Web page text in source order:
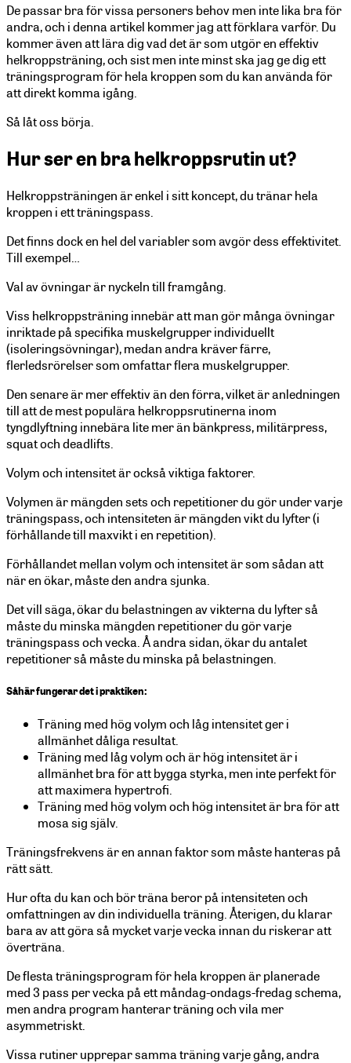
De passar bra för vissa personers behov men inte lika bra för
andra, och i denna artikel kommer jag att förklara varför. Du
kommer även att lära dig vad det är som utgör en effektiv
helkroppsträning, och sist men inte minst ska jag ge dig ett
träningsprogram för hela kroppen som du kan använda för
att direkt komma igång.
Så låt oss börja.
Hur ser en bra helkroppsrutin ut?
Helkroppsträningen är enkel i sitt koncept, du tränar hela
kroppen i ett träningspass.
Det finns dock en hel del variabler som avgör dess effektivitet.
Till exempel…
Val av övningar är nyckeln till framgång.
Viss helkroppsträning innebär att man gör många övningar
inriktade på specifika muskelgrupper individuellt
(isoleringsövningar), medan andra kräver färre,
flerledsrörelser som omfattar flera muskelgrupper.
Den senare är mer effektiv än den förra, vilket är anledningen
till att de mest populära helkroppsrutinerna inom
tyngdlyftning innebära lite mer än bänkpress, militärpress,
squat och deadlifts.
Volym och intensitet är också viktiga faktorer.
Volymen är mängden sets och repetitioner du gör under varje
träningspass, och intensiteten är mängden vikt du lyfter (i
förhållande till maxvikt i en repetition).
Förhållandet mellan volym och intensitet är som sådan att
när en ökar, måste den andra sjunka.
Det vill säga, ökar du belastningen av vikterna du lyfter så
måste du minska mängden repetitioner du gör varje
träningspass och vecka. Å andra sidan, ökar du antalet
repetitioner så måste du minska på belastningen.
Såhär fungerar det i praktiken:
Träning med hög volym och låg intensitet ger i
allmänhet dåliga resultat.
Träning med låg volym och är hög intensitet är i
allmänhet bra för att bygga styrka, men inte perfekt för
att maximera hypertrofi.
Träning med hög volym och hög intensitet är bra för att
mosa sig själv.
Träningsfrekvens är en annan faktor som måste hanteras på
rätt sätt.
Hur ofta du kan och bör träna beror på intensiteten och
omfattningen av din individuella träning. Återigen, du klarar
bara av att göra så mycket varje vecka innan du riskerar att
överträna.
De flesta träningsprogram för hela kroppen är planerade
med 3 pass per vecka på ett måndag-ondags-fredag schema,
men andra program hanterar träning och vila mer
asymmetriskt.
Vissa rutiner upprepar samma träning varje gång, andra